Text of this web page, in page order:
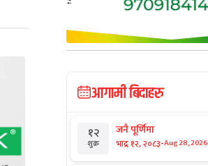
आगामी बिदाहरु
१२
शुक्र
जनै पूर्णिमा
भाद्र १२, २०८३-Aug 28, 2026